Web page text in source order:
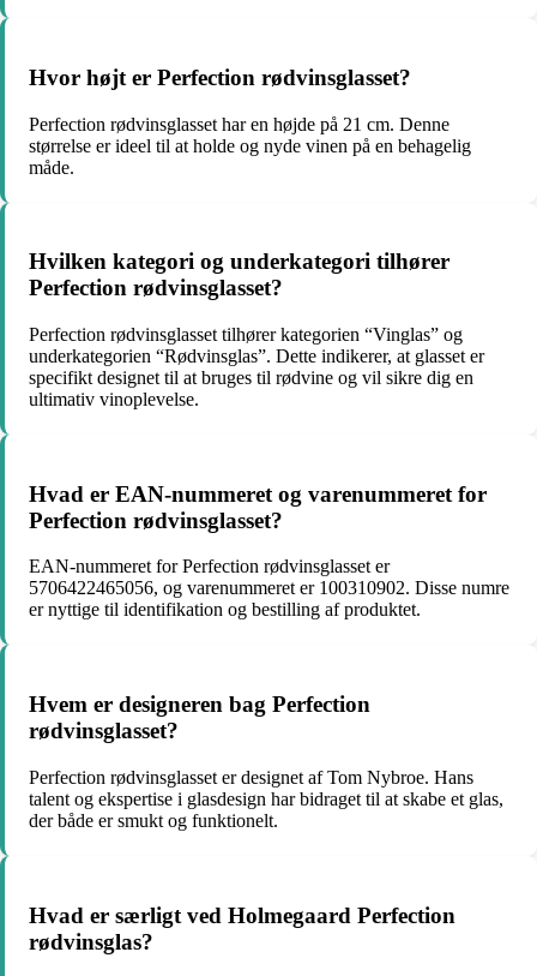
Hvor højt er Perfection rødvinsglasset?
Perfection rødvinsglasset har en højde på 21 cm. Denne
størrelse er ideel til at holde og nyde vinen på en behagelig
måde.
Hvilken kategori og underkategori tilhører
Perfection rødvinsglasset?
Perfection rødvinsglasset tilhører kategorien “Vinglas” og
underkategorien “Rødvinsglas”. Dette indikerer, at glasset er
specifikt designet til at bruges til rødvine og vil sikre dig en
ultimativ vinoplevelse.
Hvad er EAN-nummeret og varenummeret for
Perfection rødvinsglasset?
EAN-nummeret for Perfection rødvinsglasset er
5706422465056, og varenummeret er 100310902. Disse numre
er nyttige til identifikation og bestilling af produktet.
Hvem er designeren bag Perfection
rødvinsglasset?
Perfection rødvinsglasset er designet af Tom Nybroe. Hans
talent og ekspertise i glasdesign har bidraget til at skabe et glas,
der både er smukt og funktionelt.
Hvad er særligt ved Holmegaard Perfection
rødvinsglas?